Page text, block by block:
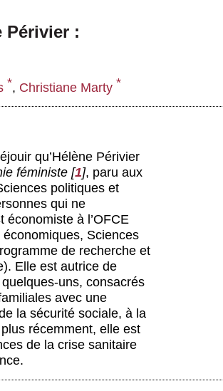
Périvier :
*, Christiane Marty *
qu’Hélène Périvier
féministe [1], paru aux
politiques et
qui ne
économiste à l’OFCE
Sciences
de recherche et
Elle est autrice de
uns, consacrés
avec une
la sécurité sociale, à la
récemment, elle est
de la crise sanitaire